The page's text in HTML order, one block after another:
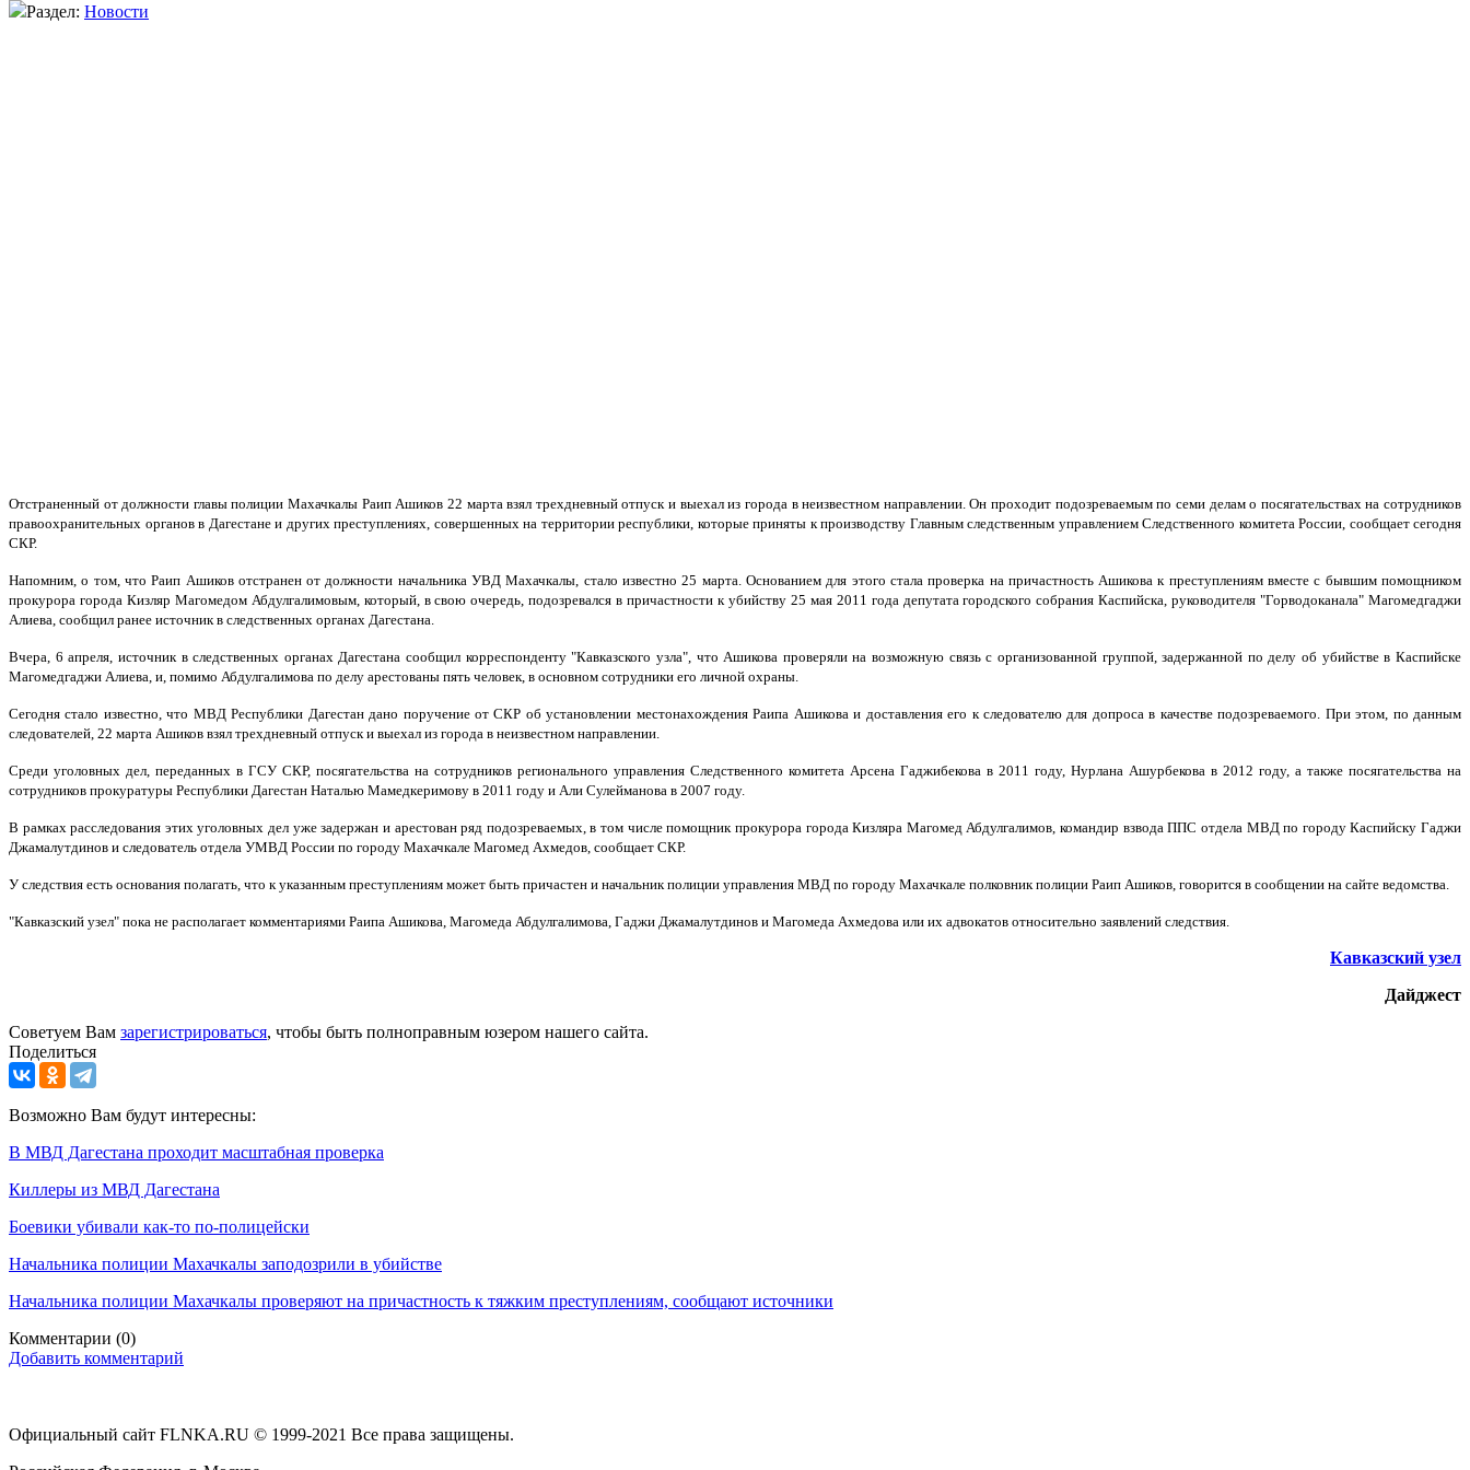
Раздел: Новости
Отстраненный от должности главы полиции Махачкалы Раип Ашиков 22 марта взял трехдневный отпуск и выехал из города в неизвестном направлении. Он проходит подозреваемым по семи делам о посягательствах на сотрудников
правоохранительных органов в Дагестане и других преступлениях, совершенных на территории республики, которые приняты к производству Главным следственным управлением Следственного комитета России, сообщает сегодня
СКР.
Напомним, о том, что Раип Ашиков отстранен от должности начальника УВД Махачкалы, стало известно 25 марта. Основанием для этого стала проверка на причастность Ашикова к преступлениям вместе с бывшим помощником
прокурора города Кизляр Магомедом Абдулгалимовым, который, в свою очередь, подозревался в причастности к убийству 25 мая 2011 года депутата городского собрания Каспийска, руководителя "Горводоканала" Магомедгаджи
Алиева, сообщил ранее источник в следственных органах Дагестана.
Вчера, 6 апреля, источник в следственных органах Дагестана сообщил корреспонденту "Кавказского узла", что Ашикова проверяли на возможную связь с организованной группой, задержанной по делу об убийстве в Каспийске
Магомедгаджи Алиева, и, помимо Абдулгалимова по делу арестованы пять человек, в основном сотрудники его личной охраны.
Сегодня стало известно, что МВД Республики Дагестан дано поручение от СКР об установлении местонахождения Раипа Ашикова и доставления его к следователю для допроса в качестве подозреваемого. При этом, по данным
следователей, 22 марта Ашиков взял трехдневный отпуск и выехал из города в неизвестном направлении.
Среди уголовных дел, переданных в ГСУ СКР, посягательства на сотрудников регионального управления Следственного комитета Арсена Гаджибекова в 2011 году, Нурлана Ашурбекова в 2012 году, а также посягательства на
сотрудников прокуратуры Республики Дагестан Наталью Мамедкеримову в 2011 году и Али Сулейманова в 2007 году.
В рамках расследования этих уголовных дел уже задержан и арестован ряд подозреваемых, в том числе помощник прокурора города Кизляра Магомед Абдулгалимов, командир взвода ППС отдела МВД по городу Каспийску Гаджи
Джамалутдинов и следователь отдела УМВД России по городу Махачкале Магомед Ахмедов, сообщает СКР.
У следствия есть основания полагать, что к указанным преступлениям может быть причастен и начальник полиции управления МВД по городу Махачкале полковник полиции Раип Ашиков, говорится в сообщении на сайте ведомства.
"Кавказский узел" пока не располагает комментариями Раипа Ашикова, Магомеда Абдулгалимова, Гаджи Джамалутдинов и Магомеда Ахмедова или их адвокатов относительно заявлений следствия.
Кавказский узел
Дайджест
Советуем Вам зарегистрироваться, чтобы быть полноправным юзером нашего сайта.
Поделиться
Возможно Вам будут интересны:
В МВД Дагестана проходит масштабная проверка
Киллеры из МВД Дагестана
Боевики убивали как-то по-полицейски
Начальника полиции Махачкалы заподозрили в убийстве
Начальника полиции Махачкалы проверяют на причастность к тяжким преступлениям, сообщают источники
Комментарии (0)
Добавить комментарий
Официальный сайт FLNKA.RU © 1999-2021 Все права защищены.